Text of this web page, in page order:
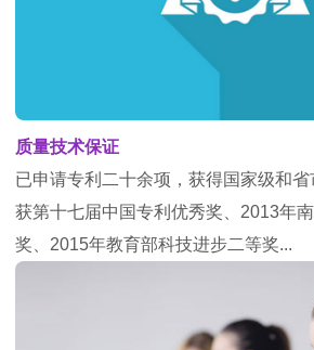
质量技术保证
已申请专利二十余项，获得国家级和省
获第十七届中国专利优秀奖、2013年
奖、2015年教育部科技进步二等奖...